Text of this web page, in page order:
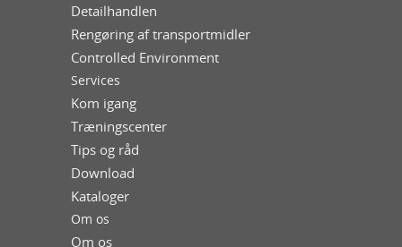
Detailhandlen
Rengøring af transportmidler
Controlled Environment
Services
Kom igang
Træningscenter
Tips og råd
Download
Kataloger
Om os
Om os